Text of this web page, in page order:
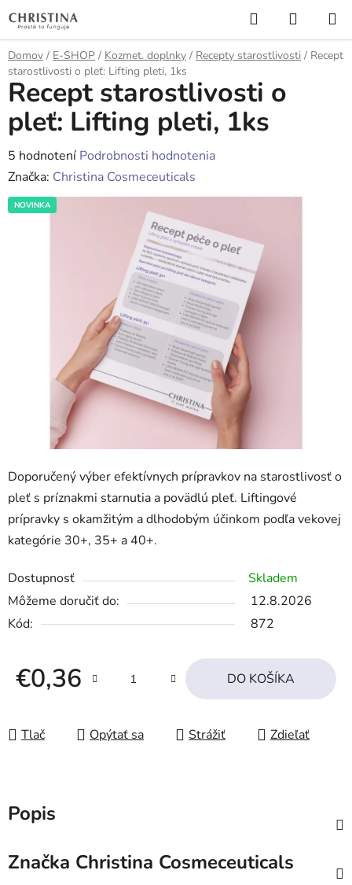
na
obsah
Hľadať
KOŠÍK
Domov / E-SHOP / Kozmet. doplnky / Recepty starostlivosti / Recept
starostlivosti o pleť: Lifting pleti, 1ks
Doporučený výber efektívnych prípravkov na starostlivosť o
pleť s príznakmi starnutia a povädlú pleť. Liftingové
prípravky s okamžitým a dlhodobým účinkom podľa vekovej
kategórie 30+, 35+ a 40+.
Dostupnosť
Skladem
Môžeme doručiť do:
12.8.2026
Kód:
872
€0,36 DO KOŠÍKA
Tlač Opýtať sa Strážiť Zdieľať
Recept starostlivosti o
pleť: Lifting pleti, 1ks
Priemerné
hodnotenie
produktu
je
5 hodnotení Podrobnosti hodnotenia
Značka: Christina Cosmeceuticals
NOVINKA
Popis
Značka Christina Cosmeceuticals